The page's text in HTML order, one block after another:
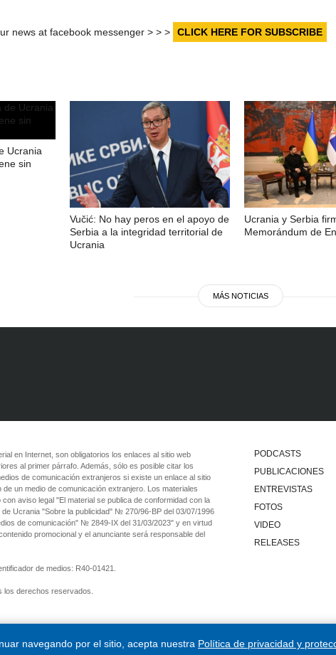
news at facebook messenger > > > CLICK HERE FOR SUBSCRIBE
Ucrania
sin
Vučić: No hay peros en el apoyo de
Serbia a la integridad territorial de
Ucrania
Ucrania y Serbia
Memorándum de
MÁS NOTICIAS
PODCASTS
PUBLICACIONES
ENTREVISTAS
FOTOS
VIDEO
RELEASES
en Internet, son obligatorios los enlaces al sitio web
al primer párrafo. Además, sólo es posible citar los
de comunicación extranjeros si existe un enlace al sitio
un medio de comunicación extranjero. Los materiales
aviso legal "El material se publica de conformidad con la
de Ucrania "Sobre la publicidad" № 270/96-ВР del 03/07/1996
de comunicación" № 2849-IX del 31/03/2023" y en virtud
promocional y el anunciante será responsable del
de medios: R40-01421.
los derechos reservados.
navegando por el sitio, acepta nuestra Política de privacidad y